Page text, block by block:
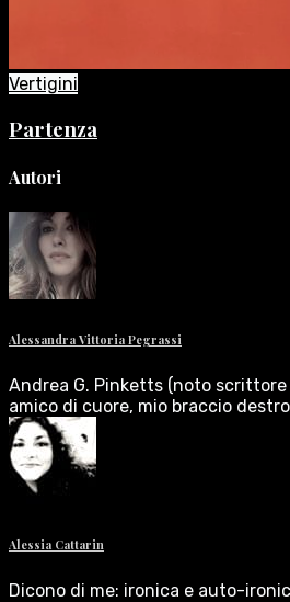
Vertigini
Partenza
Autori
Alessandra Vittoria Pegrassi
Andrea G. Pinketts (noto scrittore
amico di cuore, mio braccio
Alessia Cattarin
Dicono di me: ironica e auto-